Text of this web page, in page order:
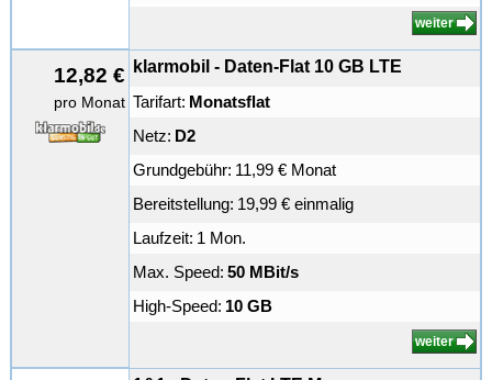
weiter
12,82 €
pro Monat
klarmobil - Daten-Flat 10 GB LTE
Tarifart: Monatsflat
Netz: D2
Grundgebühr: 11,99 € Monat
Bereitstellung: 19,99 € einmalig
Laufzeit: 1 Mon.
Max. Speed: 50 MBit/s
High-Speed: 10 GB
weiter